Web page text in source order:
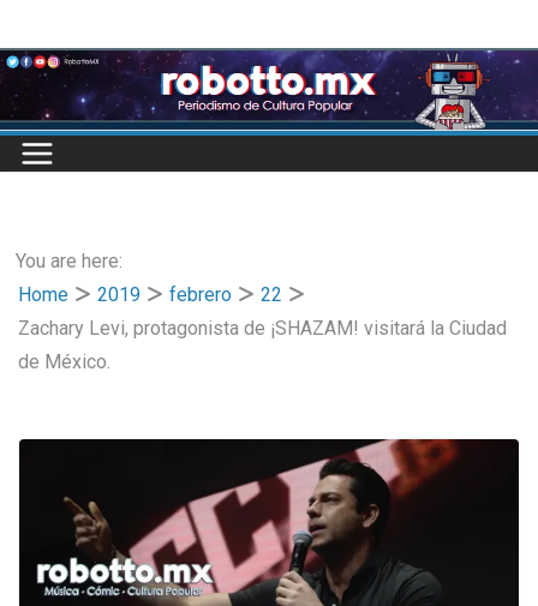
to
content
You are here:
Home
2019 febrero
22
Zachary Levi, protagonista de ¡SHAZAM! visitará la Ciudad
de México.